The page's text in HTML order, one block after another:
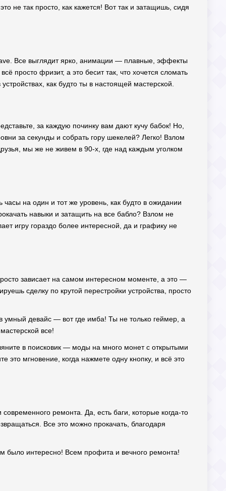
не так просто, как кажется! Вот так и затащишь, сидя
Все выглядит ярко, анимации — плавные, эффекты
просто фризит, а это бесит так, что хочется сломать
как будто ты в настоящей мастерской.
за каждую починку вам дают кучу бабок! Но,
за секунды и собрать гору шекелей? Легко! Взлом
мы же не живем в 90-х, где над каждым уголком
часы на один и тот же уровень, как будто в ожидании
навыки и затащить на все бабло? Взлом не
игру гораздо более интересной, да и графику не
зависает на самом интересном моменте, а это —
сделку по крутой перестройки устройства, просто
умный девайс — вот где имба! Ты не только геймер, а
все!
в поисковик — моды на много монет с открытыми
это мгновение, когда нажмете одну кнопку, и всё это
ремонта. Да, есть баги, которые когда-то
Все это можно прокачать, благодаря
было интересно! Всем профита и вечного ремонта!